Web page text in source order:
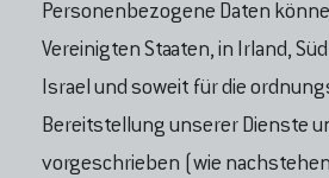
Personenbezogene Daten
Vereinigten Staaten, in Irland,
Israel und soweit für die
Bereitstellung unserer Dienste
vorgeschrieben (wie